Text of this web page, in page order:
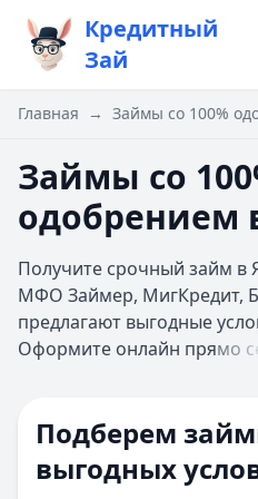
Кредитный
Зай
Главная → Займы со 100%
Займы со
одобрением
Получите срочный займ в
МФО Займер, МигКредит,
предлагают выгодные
Оформите онлайн прямо се
Подберем
выгодных